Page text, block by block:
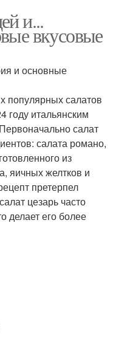
и...
вкусовые
и основные
популярных салатов
году итальянским
салат
салата романо,
из
яичных желтков и
претерпел
цезарь часто
делает его более